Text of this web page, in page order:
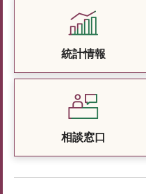
統計情報
相談窓口